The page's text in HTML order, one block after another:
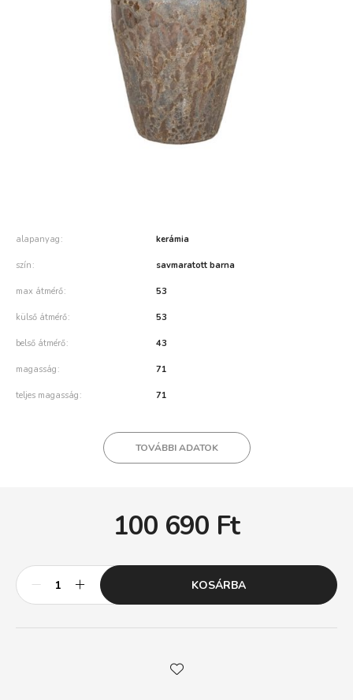
alapanyag kerámia
szín savmaratott barna
max átmérő 53
külső átmérő 53
belső átmérő 43
magasság 71
teljes magasság 71
TOVÁBBI ADATOK
100 690 Ft
KOSÁRBA